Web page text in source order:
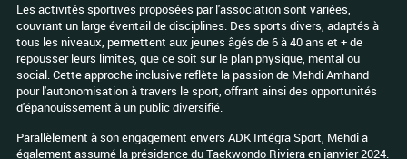
Les activités sportives proposées par l'association sont variées,
couvrant un large éventail de disciplines. Des sports divers, adaptés à
tous les niveaux, permettent aux jeunes âgés de 6 à 40 ans et + de
repousser leurs limites, que ce soit sur le plan physique, mental ou
social. Cette approche inclusive reflète la passion de Mehdi Amhand
pour l'autonomisation à travers le sport, offrant ainsi des opportunités
d'épanouissement à un public diversifié.
Parallèlement à son engagement envers ADK Intégra Sport, Mehdi a
également assumé la présidence du Taekwondo Riviera en janvier 2024.